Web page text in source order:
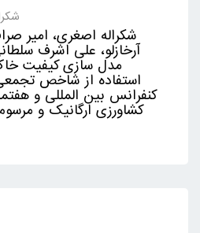
شکراله اصغری، امیر
مدل سازی کیفیت
استفاده از شاخص
کنفرانس بین المللی و
کشاورزی ارگانیک و